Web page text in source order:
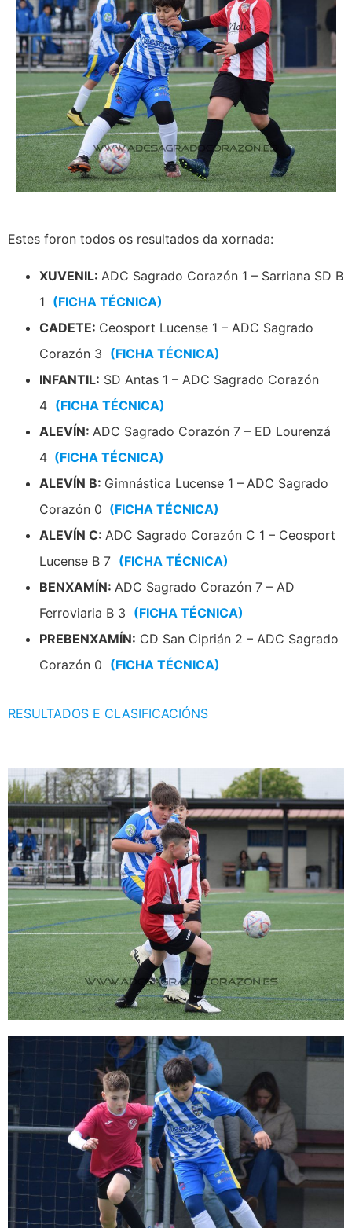
Estes foron todos os resultados da xornada:
XUVENIL: ADC Sagrado Corazón 1 – Sarriana SD B
1 (FICHA TÉCNICA)
CADETE: Ceosport Lucense 1 – ADC Sagrado
Corazón 3 (FICHA TÉCNICA)
INFANTIL: SD Antas 1 – ADC Sagrado Corazón
4 (FICHA TÉCNICA)
ALEVÍN: ADC Sagrado Corazón 7 – ED Lourenzá
4 (FICHA TÉCNICA)
ALEVÍN B: Gimnástica Lucense 1 – ADC Sagrado
Corazón 0 (FICHA TÉCNICA)
ALEVÍN C: ADC Sagrado Corazón C 1 – Ceosport
Lucense B 7 (FICHA TÉCNICA)
BENXAMÍN: ADC Sagrado Corazón 7 – AD
Ferroviaria B 3 (FICHA TÉCNICA)
PREBENXAMÍN: CD San Ciprián 2 – ADC Sagrado
Corazón 0 (FICHA TÉCNICA)
RESULTADOS E CLASIFICACIÓNS